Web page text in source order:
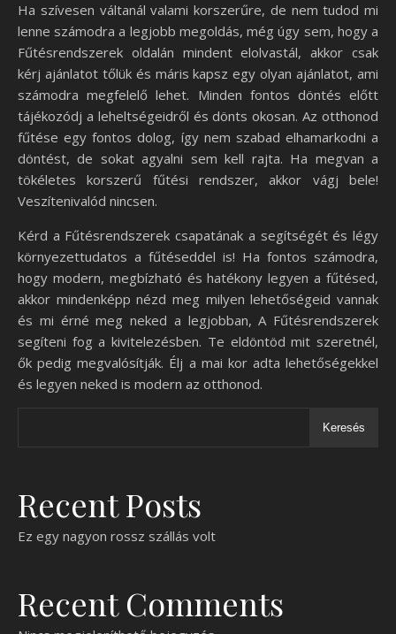
Ha szívesen váltanál valami korszerűre, de nem tudod mi
lenne számodra a legjobb megoldás, még úgy sem, hogy a
Fűtésrendszerek oldalán mindent elolvastál, akkor csak
kérj ajánlatot tőlük és máris kapsz egy olyan ajánlatot, ami
számodra megfelelő lehet. Minden fontos döntés előtt
tájékozódj a leheltségeidről és dönts okosan. Az otthonod
fűtése egy fontos dolog, így nem szabad elhamarkodni a
döntést, de sokat agyalni sem kell rajta. Ha megvan a
tökéletes korszerű fűtési rendszer, akkor vágj bele!
Veszítenivalód nincsen.
Kérd a Fűtésrendszerek csapatának a segítségét és légy
környezettudatos a fűtéseddel is! Ha fontos számodra,
hogy modern, megbízható és hatékony legyen a fűtésed,
akkor mindenképp nézd meg milyen lehetőségeid vannak
és mi érné meg neked a legjobban, A Fűtésrendszerek
segíteni fog a kivitelezésben. Te eldöntöd mit szeretnél,
ők pedig megvalósítják. Élj a mai kor adta lehetőségekkel
és legyen neked is modern az otthonod.
Keresés
Recent Posts
Ez egy nagyon rossz szállás volt
Recent Comments